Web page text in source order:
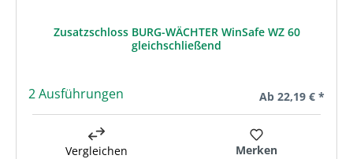
Zusatzschloss BURG-WÄCHTER WinSafe WZ 60
gleichschließend
2 Ausführungen Regulärer Preis:
Ab 22,19 € *
Vergleichen Merken